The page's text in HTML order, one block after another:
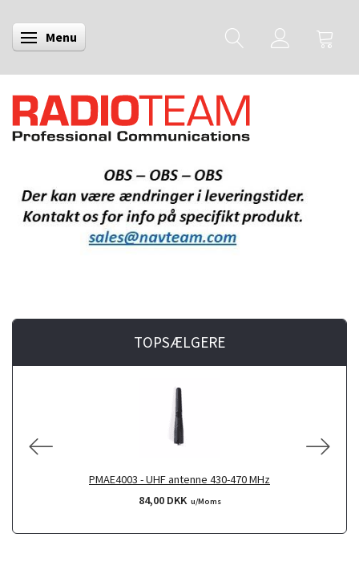
Skifte navigation
Menu
TOPSÆLGERE
PMAE4003 - UHF antenne 430-470 MHz
84,00 DKK u/Moms